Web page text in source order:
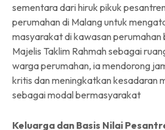
sementara dari hiruk pikuk
perumahan di Malang untuk
masyarakat di kawasan perumahan
Majelis Taklim Rahmah sebagai
warga perumahan, ia mendorong
kritis dan meningkatkan kesadaran
sebagai modal bermasyarakat
Keluarga dan Basis Nilai